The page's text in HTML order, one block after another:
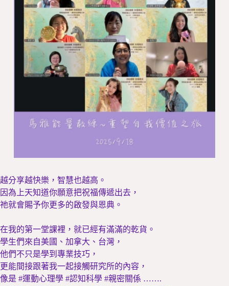
越分享越快樂，智慧也越高。
因為上天知道你願意把祝福傳遞出去，
祂就會賜予你更多的啟發與恩典。
在我的第一堂課裡，就已經有滿滿的乾貨。
學生們來自美國、加拿大、台灣，
他們不只是學到專業技巧，
更能間接跟著我一起接觸研究所的內容，
像是 #運動心理學 #認知科學 #親密關係 …….